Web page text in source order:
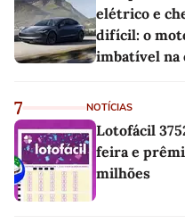
elétrico e
difícil: o
imbatível na
7 NOTÍCIAS
Lotofácil
feira e
milhões